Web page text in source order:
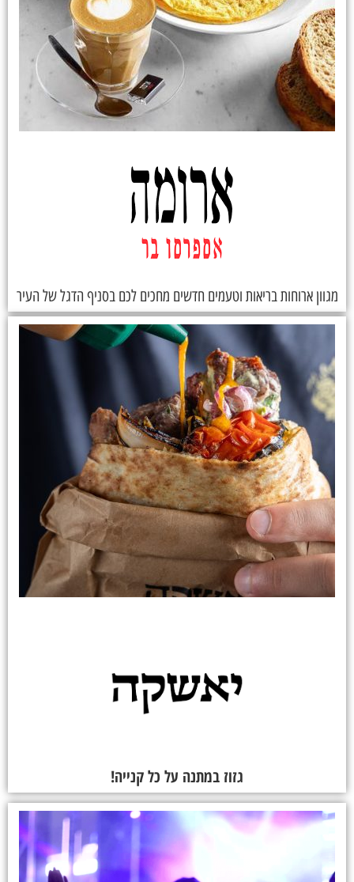
מגוון ארוחות בריאות וטעמים חדשים מחכים לכם בסניף הדגל של העיר
גזוז במתנה על כל קנייה!